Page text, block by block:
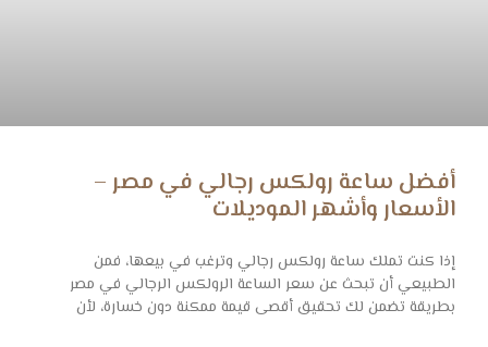
أفضل ساعة رولكس رجالي في مصر –
الأسعار وأشهر الموديلات
إذا كنت تملك ساعة رولكس رجالي وترغب في بيعها، فمن
الطبيعي أن تبحث عن سعر الساعة الرولكس الرجالي في مصر
بطريقة تضمن لك تحقيق أقصى قيمة ممكنة دون خسارة، لأن